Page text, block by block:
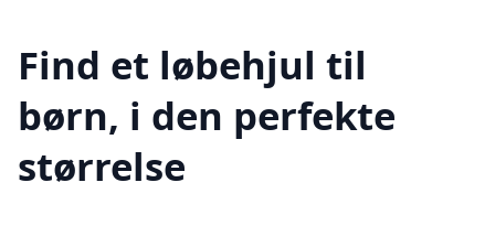
Find et løbehjul til
børn, i den perfekte
størrelse